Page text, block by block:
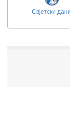
Свјетски дани